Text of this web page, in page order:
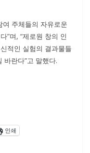
여 주체들의 자유로운
”며, “제로원 창의 인
적인 실험의 결과물들
바란다”고 말했다.
인쇄